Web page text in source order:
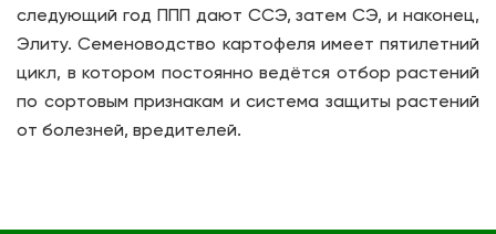
следующий год ППП дают ССЭ, затем СЭ, и наконец,
Элиту. Семеноводство картофеля имеет пятилетний
цикл, в котором постоянно ведётся отбор растений
по сортовым признакам и система защиты растений
от болезней, вредителей.